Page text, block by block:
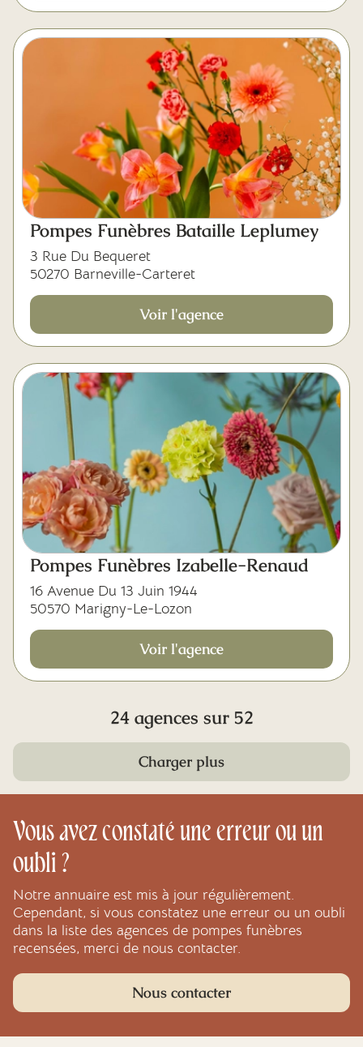
Pompes Funèbres Bataille Leplumey
3 Rue Du Bequeret
50270 Barneville-Carteret
Voir l'agence
Pompes Funèbres Izabelle-Renaud
16 Avenue Du 13 Juin 1944
50570 Marigny-Le-Lozon
Voir l'agence
24 agences sur 52
Charger plus
Vous avez constaté une erreur ou un
oubli ?
Notre annuaire est mis à jour régulièrement.
Cependant, si vous constatez une erreur ou un oubli
dans la liste des agences de pompes funèbres
recensées, merci de nous contacter.
Nous contacter